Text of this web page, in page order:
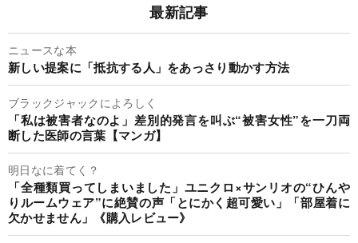
最新記事
ニュースな本
新しい提案に「抵抗する人」をあっさり動かす方法
ブラックジャックによろしく
「私は被害者なのよ」差別的発言を叫ぶ“被害女性”を一刀両
断した医師の言葉【マンガ】
明日なに着てく？
「全種類買ってしまいました」ユニクロ×サンリオの“ひんや
りルームウェア”に絶賛の声「とにかく超可愛い」「部屋着に
欠かせません」《購入レビュー》